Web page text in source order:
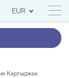
EUR
Каргыджак